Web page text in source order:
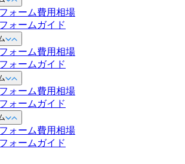
ォーム費用相場
ォームガイド
ォーム費用相場
ォームガイド
ォーム費用相場
ォームガイド
ォーム費用相場
ォームガイド